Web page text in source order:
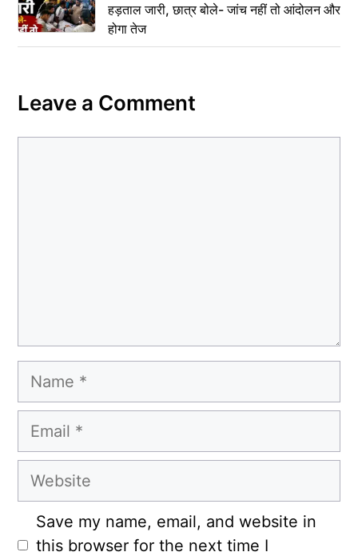
हड़ताल जारी, छात्र बोले- जांच नहीं तो आंदोलन और
होगा तेज
Leave a Comment
Name
Email
Website
Save my name, email, and website in
this browser for the next time I